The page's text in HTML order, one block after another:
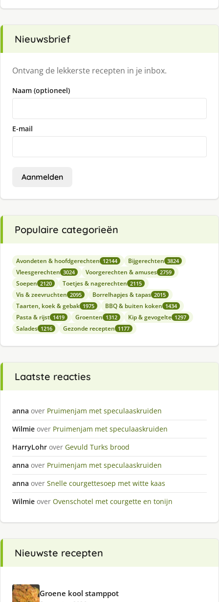
Nieuwsbrief
Ontvang de lekkerste recepten in je inbox.
Naam (optioneel)
E-mail
Aanmelden
Populaire categorieën
Avondeten & hoofdgerechten 12144 Bijgerechten 3824
Vleesgerechten 3024 Voorgerechten & amuses 2759
Soepen 2120 Toetjes & nagerechten 2115
Vis & zeevruchten 2095 Borrelhapjes & tapas 2015
Taarten, koek & gebak 1975 BBQ & buiten koken 1434
Pasta & rijst 1419 Groenten 1312 Kip & gevogelte 1297
Salades 1216 Gezonde recepten 1177
Laatste reacties
anna over Pruimenjam met speculaaskruiden
Wilmie over Pruimenjam met speculaaskruiden
HarryLohr over Gevuld Turks brood
anna over Pruimenjam met speculaaskruiden
anna over Snelle courgettesoep met witte kaas
Wilmie over Ovenschotel met courgette en tonijn
Nieuwste recepten
Groene kool stamppot